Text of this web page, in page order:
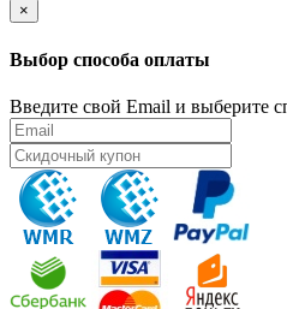
×
Выбор способа оплаты
Введите свой Email и выберите